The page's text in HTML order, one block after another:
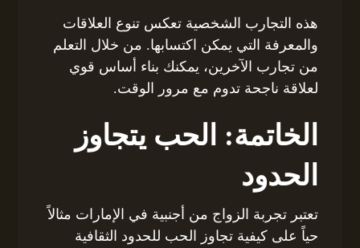
هذه التجارب الشخصية تعكس تنوع العلاقات
والمعرفة التي يمكن اكتسابها. من خلال التعلم
من تجارب الآخرين، يمكنك بناء أساس قوي
لعلاقة ناجحة تدوم مع مرور الوقت.
الخاتمة: الحب يتجاوز
الحدود
تعتبر تجربة الزواج من أجنبية في الإمارات مثالاً
حياً على كيفية تجاوز الحب للحدود الثقافية